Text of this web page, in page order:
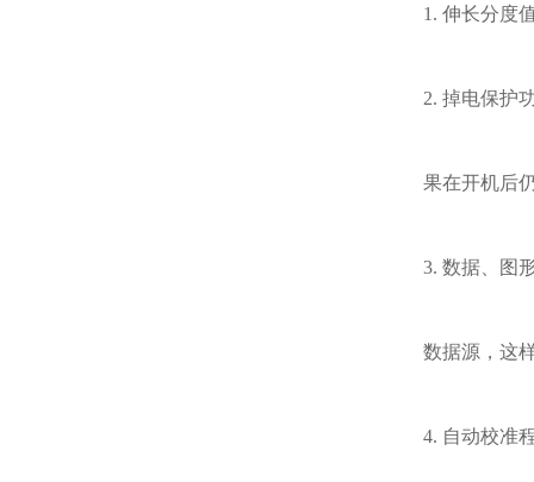
1. 伸长分度
2. 掉电保护
果在开机后
3. 数据、图
数据源，这
4. 自动校准